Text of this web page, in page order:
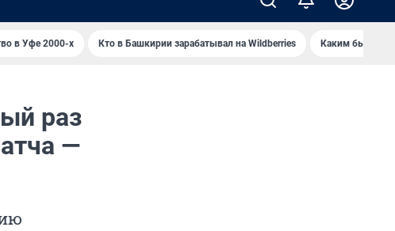
в Уфе 2000-х Кто в Башкирии зарабатывал на Wildberries Каким было
раз
—